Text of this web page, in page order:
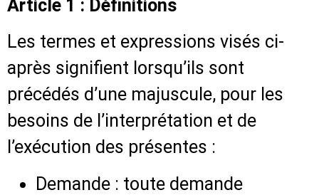
Article 1 : Définitions
Les termes et expressions visés ci-
après signifient lorsqu’ils sont
précédés d’une majuscule, pour les
besoins de l’interprétation et de
l’exécution des présentes :
Demande : toute demande